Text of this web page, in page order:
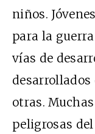
niños.
para la
vías de
desarrollados
otras.
peligrosas